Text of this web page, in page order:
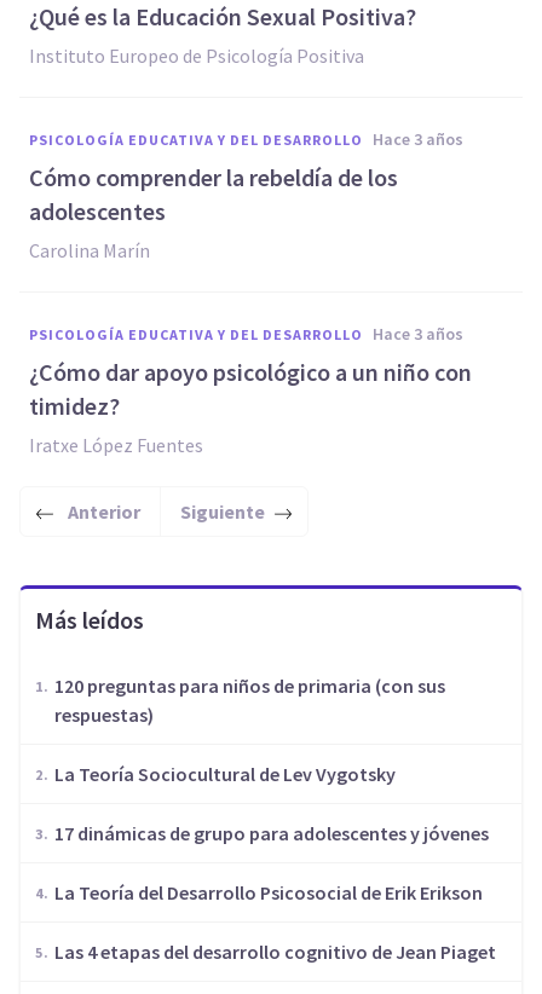
¿Qué es la Educación Sexual Positiva?
Instituto Europeo de Psicología Positiva
PSICOLOGÍA EDUCATIVA Y DEL DESARROLLO hace 3 años
Cómo comprender la rebeldía de los
adolescentes
Carolina Marín
PSICOLOGÍA EDUCATIVA Y DEL DESARROLLO hace 3 años
¿Cómo dar apoyo psicológico a un niño con
timidez?
Iratxe López Fuentes
Anterior Siguiente
Más leídos
120 preguntas para niños de primaria (con sus
respuestas)
La Teoría Sociocultural de Lev Vygotsky
17 dinámicas de grupo para adolescentes y jóvenes
La Teoría del Desarrollo Psicosocial de Erik Erikson
Las 4 etapas del desarrollo cognitivo de Jean Piaget